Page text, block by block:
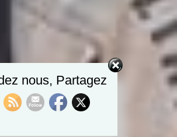
nous, Partagez